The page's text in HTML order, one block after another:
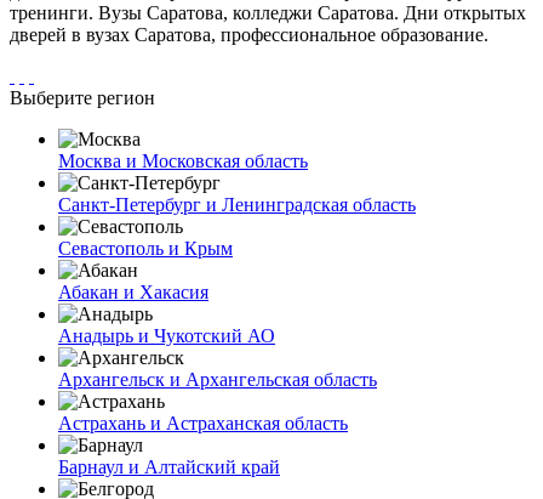
тренинги. Вузы Саратова, колледжи Саратова. Дни открытых
дверей в вузах Саратова, профессиональное образование.
Выберите регион
Москва и Московская область
Санкт-Петербург и Ленинградская область
Севастополь и Крым
Абакан и Хакасия
Анадырь и Чукотский АО
Архангельск и Архангельская область
Астрахань и Астраханская область
Барнаул и Алтайский край